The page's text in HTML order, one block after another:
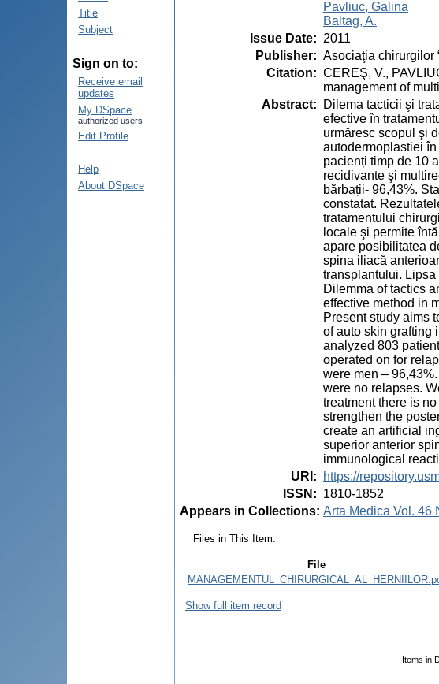
Title
Subject
Sign on to:
Receive email
updates
My DSpace
authorized users
Edit Profile
Help
About DSpace
Pavliuc, Galina
Baltag, A.
Issue Date: 2011
Publisher: Asociaţia chirurgilor
Citation: CEREŞ, V.,
management of
Abstract:
Dilema tacticii şi
efective în
urmăresc scopul şi
autodermoplastiei
pacienți timp de 10
recidivante şi
bărbații- 96,43%.
constatat.
tratamentului
locale şi permite
apare posibilitatea
spina iliacă
transplantului.
Dilemma of tactics
effective method in
Present study aims
of auto skin grafting
analyzed 803
operated on for
were men –
were no relapses.
treatment there is
strengthen the
create an artificial
superior anterior
immunological
URI :
https://
ISSN : 1810-1852
Appears in Collections: Arta Medica Vol. 46
Files in This Item:
File
Show full item record
Items in